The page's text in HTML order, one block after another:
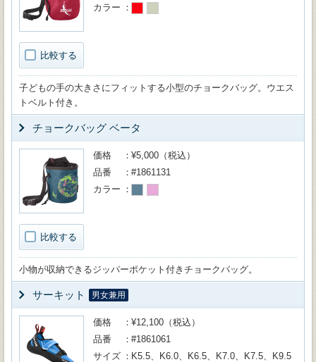
比較する
カラー
子どもの手の大きさにフィットする小型のチョークバッグ。ウエス
トベルト付き。
チョークバッグ ベータ
比較する
価格
¥5,000（税込）
品番
#1861131
カラー
小物が収納できるジッパーポケット付きチョークバッグ。
サーキット 男女兼用
価格
¥12,100（税込）
品番
#1861061
サイズ
K5.5、K6.0、K6.5、K7.0、K7.5、K9.5